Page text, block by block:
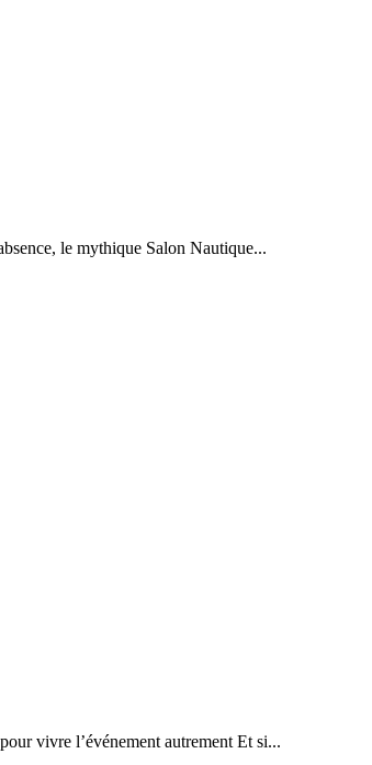
le mythique Salon Nautique...
vivre l’événement autrement Et si...